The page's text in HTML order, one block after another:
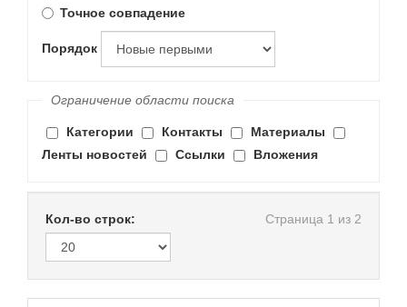
Точное совпадение
Порядок
Ограничение области поиска
Категории Контакты
Материалы
Ленты новостей
Ссылки Вложения
Кол-во строк: Страница 1 из 2